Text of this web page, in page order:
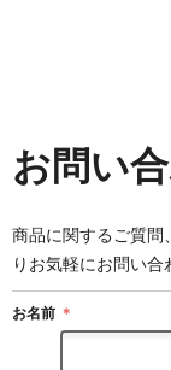
お問い
商品に関するご質問
りお気軽にお問い合
お名前 ＊